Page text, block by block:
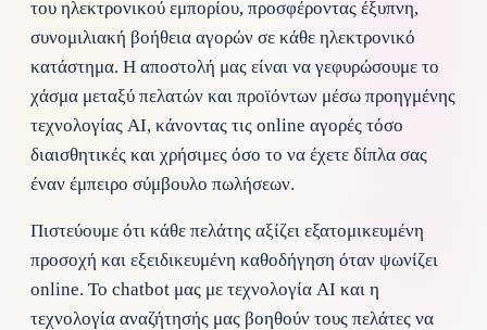
του ηλεκτρονικού εμπορίου, προσφέροντας έξυπνη,
συνομιλιακή βοήθεια αγορών σε κάθε ηλεκτρονικό
κατάστημα. Η αποστολή μας είναι να γεφυρώσουμε το
χάσμα μεταξύ πελατών και προϊόντων μέσω προηγμένης
τεχνολογίας AI, κάνοντας τις online αγορές τόσο
διαισθητικές και χρήσιμες όσο το να έχετε δίπλα σας
έναν έμπειρο σύμβουλο πωλήσεων.
Πιστεύουμε ότι κάθε πελάτης αξίζει εξατομικευμένη
προσοχή και εξειδικευμένη καθοδήγηση όταν ψωνίζει
online. Το chatbot μας με τεχνολογία AI και η
τεχνολογία αναζήτησής μας βοηθούν τους πελάτες να